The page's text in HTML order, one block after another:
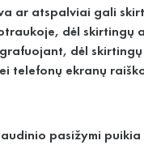
ar atspalviai gali
dėl skirtingų
dėl
telefonų ekranų
audinio pasižymi